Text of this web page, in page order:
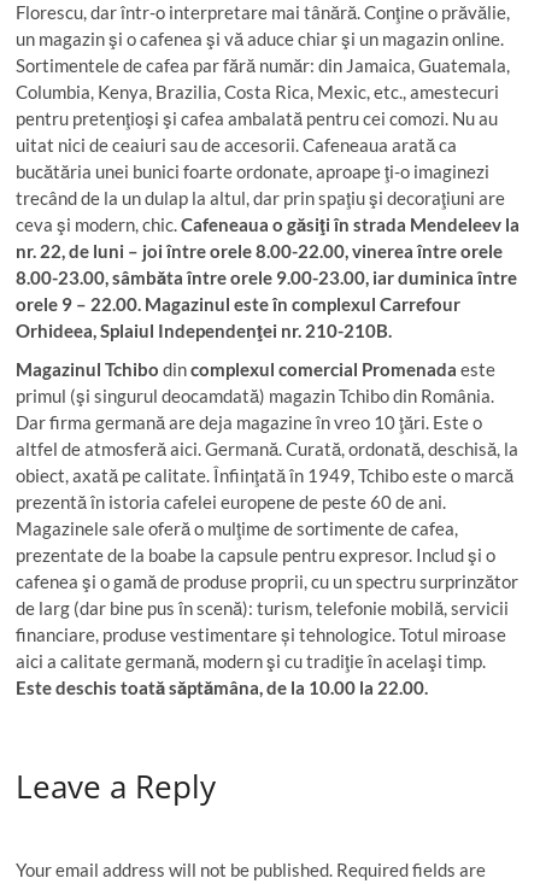
Florescu, dar într-o interpretare mai tânără. Conţine o prăvălie,
un magazin şi o cafenea şi vă aduce chiar şi un magazin online.
Sortimentele de cafea par fără număr: din Jamaica, Guatemala,
Columbia, Kenya, Brazilia, Costa Rica, Mexic, etc., amestecuri
pentru pretenţioşi şi cafea ambalată pentru cei comozi. Nu au
uitat nici de ceaiuri sau de accesorii. Cafeneaua arată ca
bucătăria unei bunici foarte ordonate, aproape ţi-o imaginezi
trecând de la un dulap la altul, dar prin spaţiu şi decoraţiuni are
ceva şi modern, chic.Cafeneaua o găsiţi în strada Mendeleev la
nr. 22, de luni – joi între orele 8.00-22.00, vinerea între orele
8.00-23.00, sâmbăta între orele 9.00-23.00, iar duminica între
orele 9 – 22.00. Magazinul este în complexul Carrefour
Orhideea, Splaiul Independenţei nr. 210-210B.
Magazinul Tchibo dincomplexul comercial Promenada este
primul (şi singurul deocamdată) magazin Tchibo din România.
Dar firma germană are deja magazine în vreo 10 ţări. Este o
altfel de atmosferă aici. Germană. Curată, ordonată, deschisă, la
obiect, axată pe calitate. Înfiinţată în 1949, Tchibo este o marcă
prezentă în istoria cafelei europene de peste 60 de ani.
Magazinele sale oferă o mulţime de sortimente de cafea,
prezentate de la boabe la capsule pentru expresor. Includ şi o
cafenea şi o gamă de produse proprii, cu un spectru surprinzător
de larg (dar bine pus în scenă): turism, telefonie mobilă, servicii
financiare, produse vestimentare și tehnologice. Totul miroase
aici a calitate germană, modern şi cu tradiţie în acelaşi timp.
Este deschis toată săptămâna, de la 10.00 la 22.00.
Leave a Reply
Your email address will not be published. Required fields are